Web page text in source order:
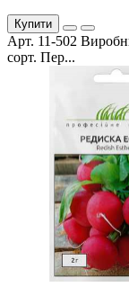
Купити
Арт. 11-502
сорт. Пер...